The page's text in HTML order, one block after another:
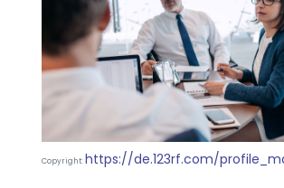
Copyright:https://de.123rf.com/